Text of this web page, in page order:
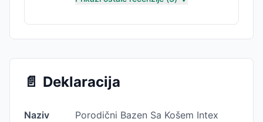
📄 Deklaracija
Naziv
Porodični Bazen Sa Košem Intex